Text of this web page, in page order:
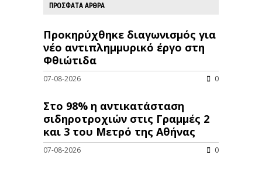
ΠΡΟΣΦΑΤΑ ΑΡΘΡΑ
Προκηρύχθηκε διαγωνισμός για
νέo αντιπλημμυρικό έργο στη
Φθιώτιδα
07-08-2026 0
Στο 98% η αντικατάσταση
σιδηροτροχιών στις Γραμμές 2
και 3 του Μετρό της Αθήνας
07-08-2026 0